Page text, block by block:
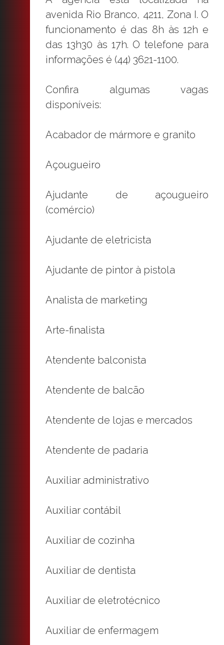
avenida Rio Branco, 4211, Zona I. O
funcionamento é das 8h às 12h e
das 13h30 às 17h. O telefone para
informações é (44) 3621-1100.
Confira algumas vagas
disponíveis:
Acabador de mármore e granito
Açougueiro
Ajudante de açougueiro
(comércio)
Ajudante de eletricista
Ajudante de pintor à pistola
Analista de marketing
Arte-finalista
Atendente balconista
Atendente de balcão
Atendente de lojas e mercados
Atendente de padaria
Auxiliar administrativo
Auxiliar contábil
Auxiliar de cozinha
Auxiliar de dentista
Auxiliar de eletrotécnico
Auxiliar de enfermagem